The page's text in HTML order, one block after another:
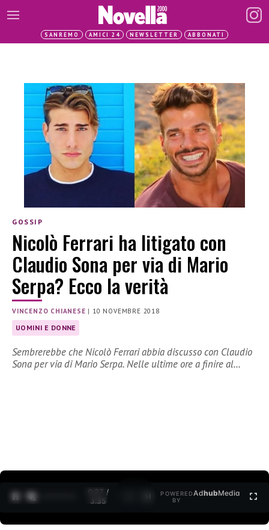
SANREMO AMICI 24 NEWSLETTER ABBONATI
GOSSIP
Nicolò Ferrari ha litigato con
Claudio Sona per via di Mario
Serpa? Ecco la verità
VINCENZO CHIANESE | 10 NOVEMBRE 2018
UOMINI E DONNE
Sembrerebbe che Nicolò Ferrari abbia discusso con Claudio
Sona per via di Mario Serpa. Nelle ultime ore a finire al…
0:27 /
3:35
POWERED
BY
AdhubMedia